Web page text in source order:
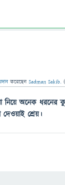
করেছেন Sadman Sakib. (
নিয়ে অনেক ধরনের
শ্রেয়।